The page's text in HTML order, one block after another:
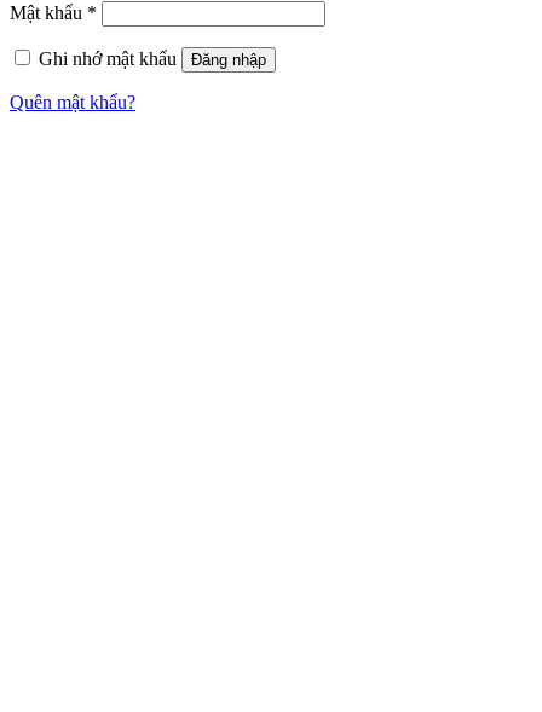
Mật khẩu *
Ghi nhớ mật khẩu Đăng nhập
Quên mật khẩu?